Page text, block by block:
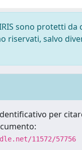
sono protetti da
riservati, salvo
per
11572/57756